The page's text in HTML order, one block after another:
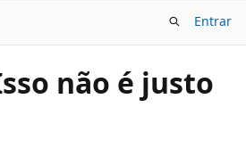
Entrar
não é justo